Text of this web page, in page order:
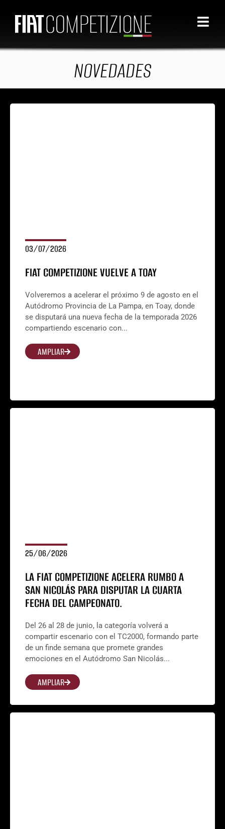
NOVEDADES
03/07/2026
FIAT COMPETIZIONE VUELVE A TOAY
Volveremos a acelerar el próximo 9 de agosto en el
Autódromo Provincia de La Pampa, en Toay, donde
se disputará una nueva fecha de la temporada 2026
compartiendo escenario con...
AMPLIAR
25/06/2026
LA FIAT COMPETIZIONE ACELERA RUMBO A
SAN NICOLÁS PARA DISPUTAR LA CUARTA
FECHA DEL CAMPEONATO.
Del 26 al 28 de junio, la categoría volverá a
compartir escenario con el TC2000, formando parte
de un finde semana que promete grandes
emociones en el Autódromo San Nicolás...
AMPLIAR